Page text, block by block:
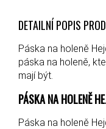
DETAILNÍ POPIS
Páska na holeně
páska na holeně,
mají být.
PÁSKA NA HOLENĚ
Páska na holeně